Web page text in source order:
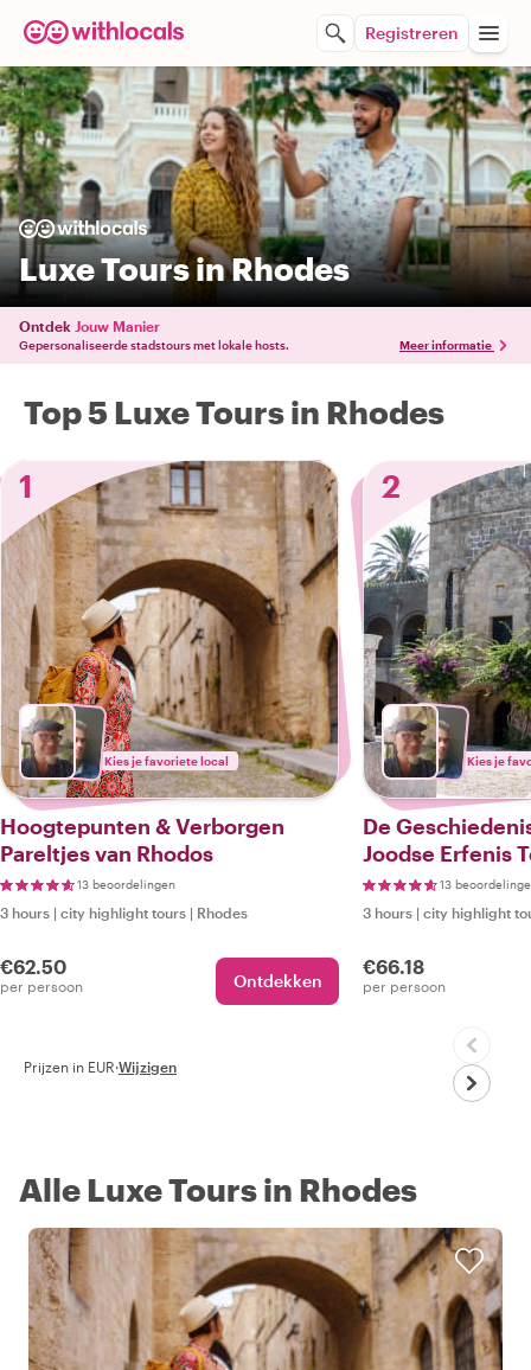
Registreren
Luxe Tours in Rhodes
Ontdek Jouw Manier
Gepersonaliseerde stadstours met lokale hosts. Meer informatie
Top 5 Luxe Tours in Rhodes
1
Kies je favoriete local
Hoogtepunten & Verborgen
Pareltjes van Rhodos
13 beoordelingen
3 hours | city highlight tours | Rhodes
€62.50
per persoon Ontdekken
2
Kies je
De
Joodse Erfenis
13
3 hours | city highlight
€66.18
per persoon
Prijzen in EUR·Wijzigen
Alle Luxe Tours in Rhodes